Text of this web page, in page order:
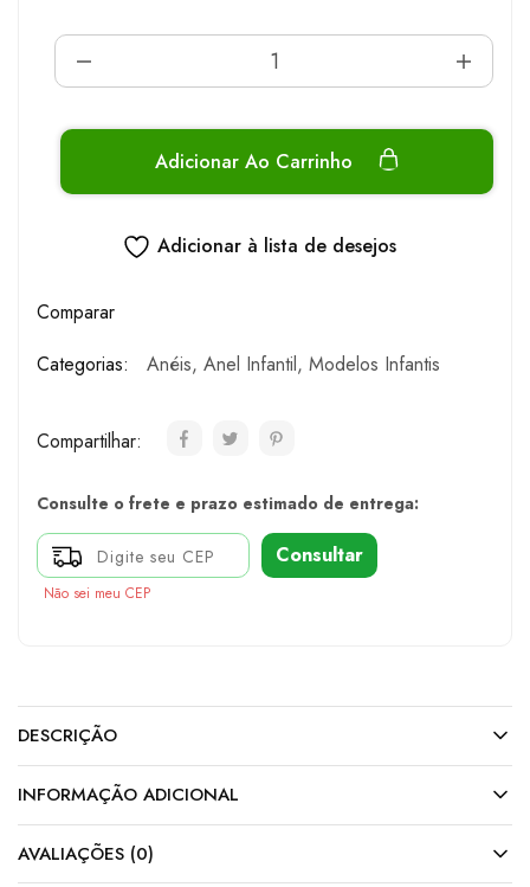
Adicionar Ao Carrinho
Adicionar à lista de desejos
Comparar
Categorias:
Anéis, Anel Infantil, Modelos Infantis
Compartilhar:
Consulte o frete e prazo estimado de entrega:
Consultar
Não sei meu CEP
DESCRIÇÃO
INFORMAÇÃO ADICIONAL
AVALIAÇÕES (0)